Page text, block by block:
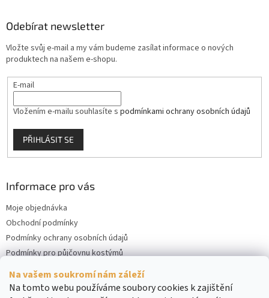
Na vašem soukromí nám záleží
Na tomto webu používáme soubory cookies k zajištění
Odebírat newsletter
Vložte svůj e-mail a my vám budeme zasílat informace o nových
produktech na našem e-shopu.
E-mail
Vložením e-mailu souhlasíte s podmínkami ochrany osobních údajů
PŘIHLÁSIT SE
Informace pro vás
Moje objednávka
Obchodní podmínky
Podmínky ochrany osobních údajů
Podmínky pro půjčovnu kostýmů
Kontakty
Cookies